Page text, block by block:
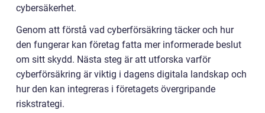
cybersäkerhet.
Genom att förstå vad cyberförsäkring täcker och hur
den fungerar kan företag fatta mer informerade beslut
om sitt skydd. Nästa steg är att utforska varför
cyberförsäkring är viktig i dagens digitala landskap och
hur den kan integreras i företagets övergripande
riskstrategi.